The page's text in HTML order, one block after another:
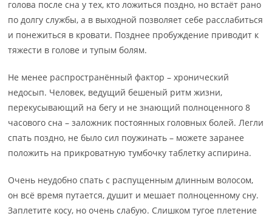
голова после сна у тех, кто ложиться поздно, но встаёт рано
по долгу службы, а в выходной позволяет себе расслабиться
и понежиться в кровати. Позднее пробуждение приводит к
тяжести в голове и тупым болям.
Не менее распространённый фактор – хронический
недосып. Человек, ведущий бешеный ритм жизни,
перекусывающий на бегу и не знающий полноценного 8
часового сна – заложник постоянных головных болей. Легли
спать поздно, не было сил поужинать – можете заранее
положить на прикроватную тумбочку таблетку аспирина.
Очень неудобно спать с распущенным длинным волосом,
он всё время путается, душит и мешает полноценному сну.
Заплетите косу, но очень слабую. Слишком тугое плетение